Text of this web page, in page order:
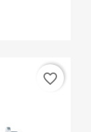
favorite_border